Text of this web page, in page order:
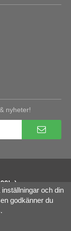
nyheter!
delbetalningoch din
godkänner du